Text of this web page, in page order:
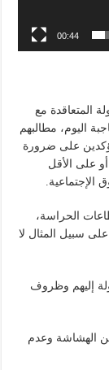
00:44
المتعاقدة مع
اليوم، مطالبهم
مؤكدين على ضرورة
على الأقل
الإجتماعية.
الحراسة،
على سبيل المثال لا
إليهم وظروف
الهشاشة وعدم